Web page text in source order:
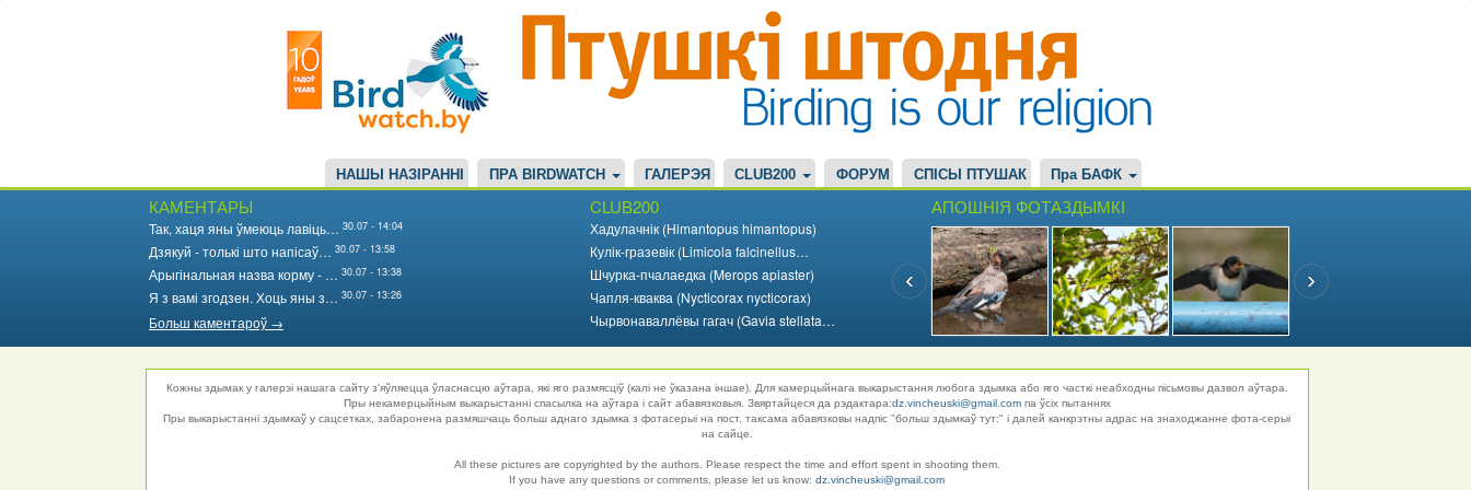
НАШЫ НАЗІРАННІ ПРА BIRDWATCH ГАЛЕРЭЯ CLUB200 ФОРУМ СПІСЫ ПТУШАК Пра БАФК
КАМЕНТАРЫ
Так, хаця яны ўмеюць лавіць… 30.07 - 14:04
Дзякуй - толькі што напісаў… 30.07 - 13:58
Арыгінальная назва корму - … 30.07 - 13:38
Я з вамі згодзен. Хоць яны з… 30.07 - 13:26
Больш каментароў →
CLUB200
Хадулачнік (Himantopus himantopus)
Кулік-гразевік (Limicola falcinellus…
Шчурка-пчалаедка (Merops apiaster)
Чапля-кваква (Nycticorax nycticorax)
Чырвонаваллёвы гагач (Gavia stellata…
АПОШНІЯ ФОТАЗДЫМКІ
Кожны здымак у галерэі нашага сайту з'яўляецца ўласнасцю аўтара, які яго размясціў (калі не ўказана іншае). Для камерцыйнага выкарыстання любога здымка або яго часткі неабходны пісьмовы дазвол аўтара.
Пры некамерцыйным выкарыстанні спасылка на аўтара і сайт абавязковыя. Звяртайцеся да рэдактара:dz.vincheuski@gmail.comпа ўсіх пытаннях
Пры выкарыстанні здымкаў у сацсетках, забаронена размяшчаць больш аднаго здымка з фотасерыі на пост, таксама абавязковы надпіс "больш здымкаў тут:" і далей канкрэтны адрас на знаходжанне фота-серыі
на сайце.
All these pictures are copyrighted by the authors. Please respect the time and effort spent in shooting them.
If you have any questions or comments, please let us know:dz.vincheuski@gmail.com